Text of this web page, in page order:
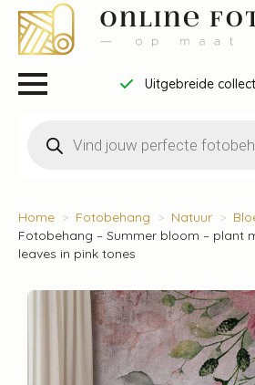
Uitgebreide
zoeken
Home Fotobehang Natuur
Fotobehang – Summer bloom – plant
leaves in pink tones